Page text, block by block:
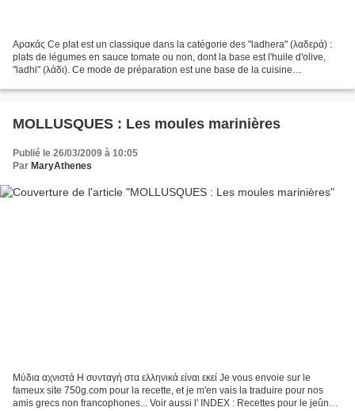
Αρακάς Ce plat est un classique dans la catégorie des "ladhera" (λαδερά) :
plats de légumes en sauce tomate ou non, dont la base est l'huile d'olive,
"ladhi" (λάδι). Ce mode de préparation est une base de la cuisine
MOLLUSQUES : Les moules marinières
Publié le 26/03/2009 à 10:05
Par MaryAthenes
Μύδια αχνιστά Η συνταγή στα ελληνικά είναι εκεί Je vous envoie sur le
fameux site 750g.com pour la recette, et je m'en vais la traduire pour nos
amis grecs non francophones... Voir aussi l' INDEX : Recettes pour le jeûne